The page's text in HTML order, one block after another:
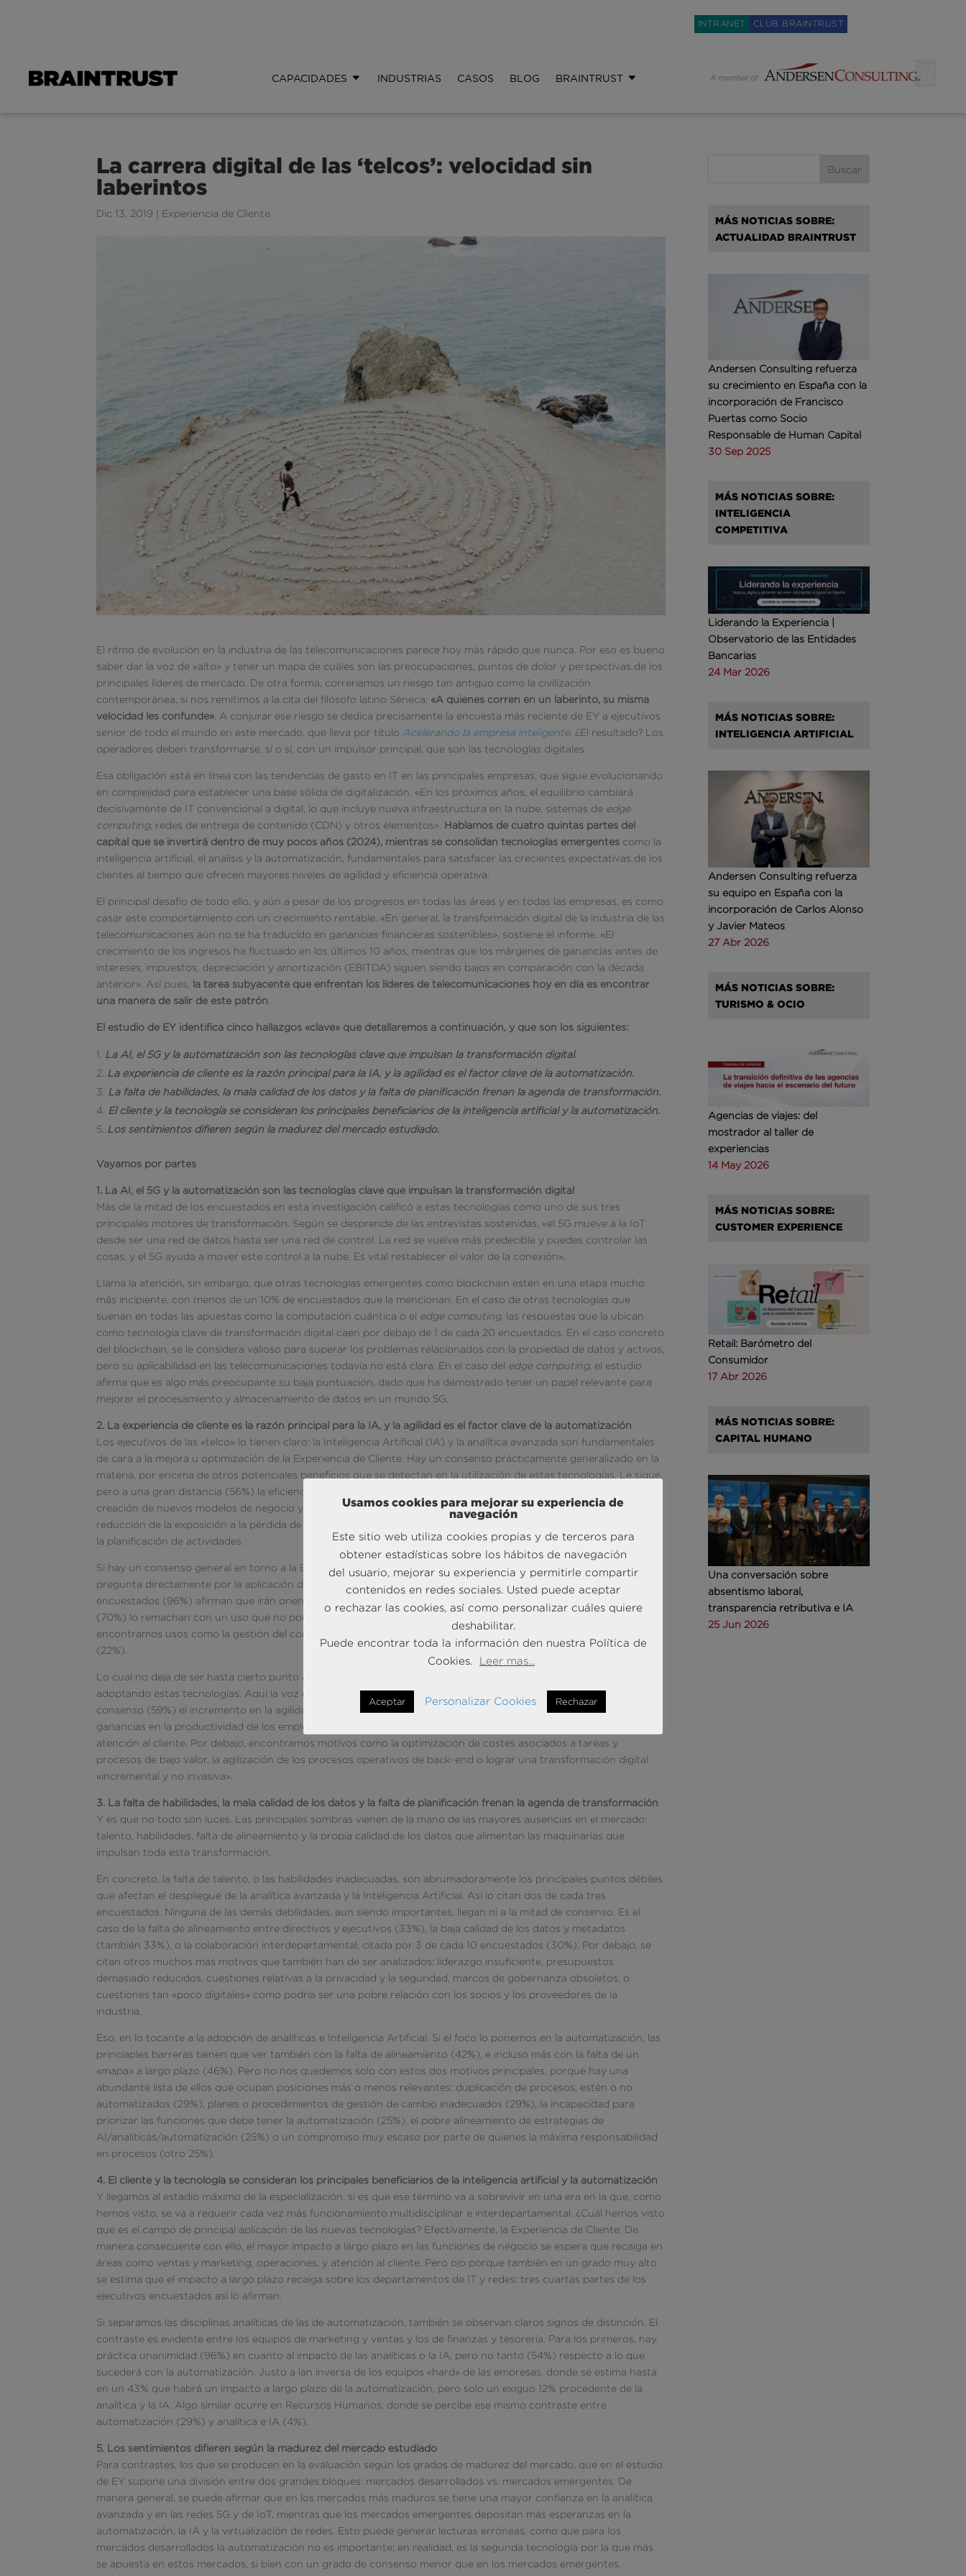
INTRANET CLUB BRAINTRUST
CAPACIDADES INDUSTRIAS CASOS BLOG BRAINTRUST
La carrera digital de las ‘telcos’: velocidad sin
laberintos
Dic 13, 2019 Experiencia de Cliente
El ritmo de evolución en la industria de las telecomunicaciones parece hoy más rápido que nunca. Por eso es bueno
saber dar la voz de «alto» y tener un mapa de cuáles son las preocupaciones, puntos de dolor y perspectivas de los
principales líderes de mercado. De otra forma, correríamos un riesgo tan antiguo como la civilización
contemporánea, si nos remitimos a la cita del filósofo latino Séneca: «A quienes corren en un laberinto, su misma
velocidad les confunde» . A conjurar ese riesgo se dedica precisamente la encuesta más reciente de EY a ejecutivos
senior de todo el mundo en este mercado, que lleva por título Acelerando la empresa inteligente. ¿El resultado? Los
operadores deben transformarse, sí o sí, con un impulsor principal, que son las tecnologías digitales.
Esa obligación está en línea con las tendencias de gasto en IT en las principales empresas, que sigue evolucionando
en complejidad para establecer una base sólida de digitalización. «En los próximos años, el equilibrio cambiará
decisivamente de IT convencional a digital, lo que incluye nueva infraestructura en la nube, sistemas de edge
computing, redes de entrega de contenido (CDN) y otros elementos». Hablamos de cuatro quintas partes del
capital que se invertirá dentro de muy pocos años (2024), mientras se consolidan tecnologías emergentes como la
inteligencia artificial, el análisis y la automatización, fundamentales para satisfacer las crecientes expectativas de los
clientes al tiempo que ofrecen mayores niveles de agilidad y eficiencia operativa.
El principal desafío de todo ello, y aún a pesar de los progresos en todas las áreas y en todas las empresas, es como
casar este comportamiento con un crecimiento rentable. «En general, la transformación digital de la industria de las
telecomunicaciones aún no se ha traducido en ganancias financieras sostenibles», sostiene el informe. «El
crecimiento de los ingresos ha fluctuado en los últimos 10 años, mientras que los márgenes de ganancias antes de
intereses, impuestos, depreciación y amortización (EBITDA) siguen siendo bajos en comparación con la década
anterior». Así pues,
la tarea subyacente que enfrentan los líderes de telecomunicaciones hoy en día es encontrar
una manera de salir de este patrón
El estudio de EY identifica cinco hallazgos «clave» que detallaremos a continuación, y que son los siguientes:
La AI, el 5G y la automatización son las tecnologías clave que impulsan la transformación digital.
La experiencia de cliente es la razón principal para la IA, y la agilidad es el factor clave de la automatización.
La falta de habilidades, la mala calidad de los datos y la falta de planificación frenan la agenda de transformación.
El cliente y la tecnología se consideran los principales beneficiarios de la inteligencia artificial y la automatización.
Los sentimientos difieren según la madurez del mercado estudiado.
Vayamos por partes
1. La AI, el 5G y la automatización son las tecnologías clave que impulsan la transformación digital
Más de la mitad de los encuestados en esta investigación calificó a estas tecnologías como uno de sus tres
principales motores de transformación. Según se desprende de las entrevistas sostenidas, «el 5G mueve a la IoT
desde ser una red de datos hasta ser una red de control. La red se vuelve más predecible y puedes controlar las
cosas, y el 5G ayuda a mover este control a la nube. Es vital restablecer el valor de la conexión».
Llama la atención, sin embargo, que otras tecnologías emergentes como blockchain estén en una etapa mucho
más incipiente, con menos de un 10% de encuestados que la mencionan. En el caso de otras tecnologías que
suenan en todas las apuestas como la computación cuántica o el edge computing, las respuestas que la ubican
como tecnología clave de transformación digital caen por debajo de 1 de cada 20 encuestados. En el caso concreto
del blockchain, se le considera valioso para superar los problemas relacionados con la propiedad de datos y activos,
pero su aplicabilidad en las telecomunicaciones todavía no está clara. En el caso del edge computing, el estudio
afirma que es algo más preocupante su baja puntuación, dado que ha demostrado tener un papel relevante para
mejorar el procesamiento y almacenamiento de datos en un mundo 5G.
2. La experiencia de cliente es la razón principal para la IA, y la agilidad es el factor clave de la automatización
Los ejecutivos de las «telco» lo tienen claro: la Inteligencia Artificial (IA) y la analítica avanzada son fundamentales
de cara a la mejora u optimización de la Experiencia de Cliente. Hay un consenso prácticamente generalizado en la
materia, por encima de otros potenciales beneficios que se detectan en la utilización de estas tecnologías. Le sigue,
pero a una gran distancia (56%) la eficiencia acelerada del negocio, y el tercer puesto (40%) está ocupado por la
creación de nuevos modelos de negocio y servicios. Muy por debajo quedan otras posibles aplicaciones como la
reducción de la exposición a la pérdida de datos, la mejora de la gestión de riesgos, o la mejora de las previsiones y
la planificación de actividades.
Si hay un consenso general en torno a la Experiencia de Cliente, este acuerdo es prácticamente unánime si se
pregunta directamente por la aplicación de «usos críticos» en los próximos cinco años. La práctica totalidad de los
encuestados (96%) afirman que irán orientados a la Experiencia de Cliente. Y por si no está claro, 7 de cada 10
(70%) lo remachan con un uso que no pocas veces se confunde: el servicio al cliente. A una gran distancia
encontramos usos como la gestión del comportamiento de red (44%), la ciberseguridad (22%) o las operaciones
(22%).
Lo cual no deja de ser hasta cierto punto antitético con las razones (los
adoptando estas tecnologías. Aquí la voz del cliente se desnaturaliza y se propone como motivo con mayor
consenso (59%) el incremento en la agilidad y la escalabilidad de la empresa y los proyectos, seguido por las
ganancias en la productividad de los empleados (48%), al mismo nivel que, ahora sí, la mejora de la calidad en la
atención al cliente. Por debajo, encontramos motivos como la optimización de costes asociados a tareas y
procesos de bajo valor, la agilización de los procesos operativos de back-end o lograr una transformación digital
«incremental y no invasiva».
3. La falta de habilidades, la mala calidad de los datos y la falta de planificación frenan la agenda de transformación
Y es que no todo son luces. Las principales sombras vienen de la mano de las mayores ausencias en el mercado:
talento, habilidades, falta de alineamiento y la propia calidad de los datos que alimentan las maquinarias que
impulsan toda esta transformación.
En concreto, la falta de talento, o las habilidades inadecuadas, son abrumadoramente los principales puntos débiles
que afectan el despliegue de la analítica avanzada y la Inteligencia Artificial. Así lo citan dos de cada tres
encuestados. Ninguna de las demás debilidades, aun siendo importantes, llegan ni a la mitad de consenso. Es el
caso de la falta de alineamiento entre directivos y ejecutivos (33%), la baja calidad de los datos y metadatos
(también 33%), o la colaboración interdepartamental, citada por 3 de cada 10 encuestados (30%). Por debajo, se
citan otros muchos más motivos que también han de ser analizados: liderazgo insuficiente, presupuestos
demasiado reducidos, cuestiones relativas a la privacidad y la seguridad, marcos de gobernanza obsoletos, o
cuestiones tan «poco digitales» como podría ser una pobre relación con los socios y los proveedores de la
industria.
Eso, en lo tocante a la adopción de analíticas e Inteligencia Artificial. Si el foco lo ponemos en la automatización, las
princiaples barreras tienen que ver también con la falta de alineamiento (42%), e incluso más con la falta de un
«mapa» a largo plazo (46%). Pero no nos quedemos solo con estos dos motivos principales, porque hay una
abundante lista de ellos que ocupan posiciones más o menos relevantes: duplicación de procesos, estén o no
automatizados (29%), planes o procedimientos de gestión de cambio inadecuados (29%), la incapacidad para
priorizar las funciones que debe tener la automatización (25%), el pobre alineamiento de estrategias de
AI/analíticas/automatización (25%) o un compromiso muy escaso por parte de quienes la máxima responsabilidad
en procesos (otro 25%).
4. El cliente y la tecnología se consideran los principales beneficiarios de la inteligencia artificial y la automatización
Y llegamos al estadio máximo de la especialización, si es que ese término va a sobrevivir en una era en la que, como
hemos visto, se va a requerir cada vez más funcionamiento multidisciplinar e interdepartamental. ¿Cuál hemos visto
que es el campo de principal aplicación de las nuevas tecnologías? Efectivamente, la Experiencia de Cliente. De
manera consecuente con ello, el mayor impacto a largo plazo en las funciones de negocio se espera que recaiga en
áreas como ventas y marketing, operaciones, y atención al cliente. Pero ojo porque también en un grado muy alto
se estima que el impacto a largo plazo recaiga sobre los departamentos de IT y redes: tres cuartas partes de los
ejecutivos encuestados así lo afirman.
Si separamos las disciplinas analíticas de las de automatización, también se observan claros signos de distinción. El
contraste es evidente entre los equipos de marketing y ventas y los de finanzas y tesorería. Para los primeros, hay
práctica unanimidad (96%) en cuanto al impacto de las analíticas o la IA, pero no tanto (54%) respecto a lo que
sucederá con la automatización. Justo a lan inversa de los equipos «hard» de las empresas, donde se estima hasta
en un 43% que habrá un impacto a largo plazo de la automatización, pero solo un exiguo 12% procedente de la
analítica y la IA. Algo similar ocurre en Recursos Humanos, donde se percibe ese mismo contraste entre
automatización (29%) y analítica e IA (4%).
5. Los sentimientos difieren según la madurez del mercado estudiado
Para contrastes, los que se producen en la evaluación según los grados de madurez del mercado, que en el estudio
de EY supone una división entre dos grandes bloques: mercados desarrollados vs. mercados emergentes. De
manera general, se puede afirmar que en los mercados más maduros se tiene una mayor confianza en la analítica
avanzada y en las redes 5G y de IoT, mientras que los mercados emergentes depositan más esperanzas en la
automatización, la IA y la virtualización de redes. Esto puede generar lecturas erróneas, como que para los
mercados desarrollados la automatización no es importante; en realidad, es la segunda tecnología por la que más
se apuesta en estos mercados, si bien con un grado de consenso menor que en los mercados emergentes.
MÁS NOTICIAS SOBRE:
ACTUALIDAD BRAINTRUST
Andersen Consulting refuerza
su crecimiento en España con la
incorporación de Francisco
Puertas como Socio
Responsable de Human Capital
30 Sep 2025
MÁS NOTICIAS SOBRE:
INTELIGENCIA
COMPETITIVA
Liderando la Experiencia |
Observatorio de las Entidades
Bancarias
24 Mar 2026
MÁS NOTICIAS SOBRE:
INTELIGENCIA ARTIFICIAL
Andersen Consulting refuerza
su equipo en España con la
incorporación de Carlos Alonso
y Javier Mateos
27 Abr 2026
MÁS NOTICIAS SOBRE:
TURISMO & OCIO
Agencias de viajes: del
mostrador al taller de
experiencias
14 May 2026
MÁS NOTICIAS SOBRE:
CUSTOMER EXPERIENCE
Retail: Barómetro del
Consumidor
17 Abr 2026
MÁS NOTICIAS SOBRE:
CAPITAL HUMANO
Una conversación sobre
absentismo laboral,
transparencia retributiva e IA
25 Jun 2026
Usamos cookies para mejorar su experiencia de
navegación
Este sitio web utiliza cookies propias y de terceros para
obtener estadísticas sobre los hábitos de navegación
del usuario, mejorar su experiencia y permitirle compartir
contenidos en redes sociales. Usted puede aceptar
o rechazar las cookies, así como personalizar cuáles quiere
deshabilitar.
Puede encontrar toda la información den nuestra Política de
Cookies.
Leer mas...
Aceptar Personalizar Cookies Rechazar